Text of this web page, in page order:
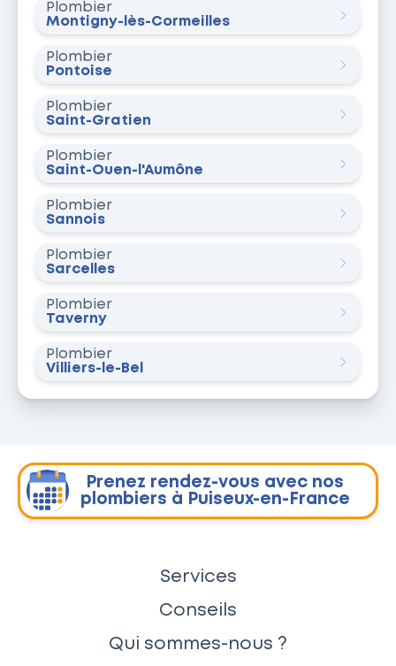
Plombier
Montigny-lès-Cormeilles
Plombier
Pontoise
Plombier
Saint-Gratien
Plombier
Saint-Ouen-l'Aumône
Plombier
Sannois
Plombier
Sarcelles
Plombier
Taverny
Plombier
Villiers-le-Bel
Prenez rendez-vous avec nos
plombiers à Puiseux-en-France
Services
Conseils
Qui sommes-nous ?